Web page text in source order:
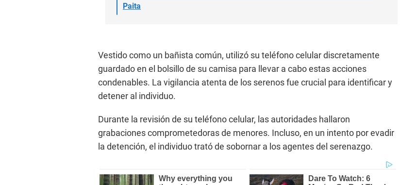
Paita
Vestido como un bañista común, utilizó su teléfono celular discretamente
guardado en el bolsillo de su camisa para llevar a cabo estas acciones
condenables. La vigilancia atenta de los serenos fue crucial para identificar y
detener al individuo.
Durante la revisión de su teléfono celular, las autoridades hallaron
grabaciones comprometedoras de menores. Incluso, en un intento por evadir
la detención, el individuo trató de sobornar a los agentes del serenazgo.